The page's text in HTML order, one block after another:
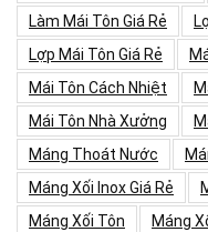
Làm Mái Tôn Giá Rẻ
Lợp Mái Tôn Giá Rẻ
Mái Tôn Cách Nhiệt
Mái Tôn Nhà Xưởng
Máng Thoát Nước
Máng Xối Inox Giá Rẻ
Máng Xối Tôn
Máng